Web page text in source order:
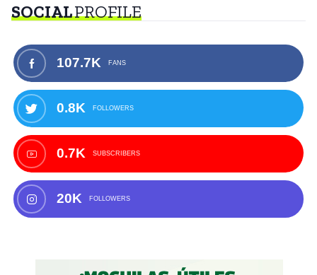
SOCIALPROFILE
107.7K FANS
0.8K FOLLOWERS
0.7K SUBSCRIBERS
20K FOLLOWERS